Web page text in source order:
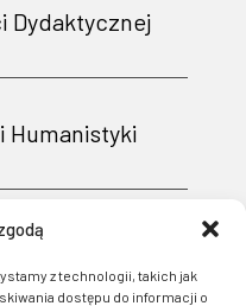
z technologii, takich jak
dostępu do informacji o
Dydaktycznej
Humanistyki